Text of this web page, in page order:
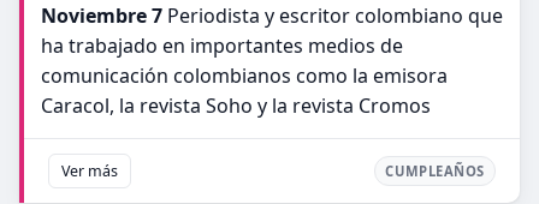
Noviembre 7 Periodista y escritor colombiano que
ha trabajado en importantes medios de
comunicación colombianos como la emisora
Caracol, la revista Soho y la revista Cromos
Ver más CUMPLEAÑOS